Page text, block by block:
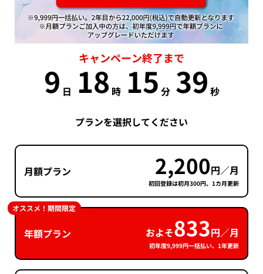
キャンペーン終了まで
9 日 18 時 15 分 38 秒
プランを選択してください
月額プラン 2,200円／月
初回登録は初月300円、1カ月更新
年額プラン およそ833円／月
初年度9,999円一括払い、1年更新
オススメ！期間限定